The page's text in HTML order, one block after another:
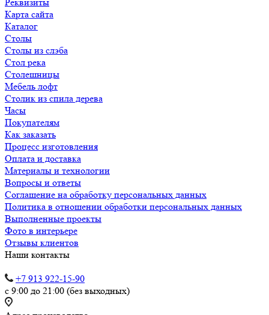
Карта сайта
Каталог
Столы
Столы из слэба
Стол река
Столешницы
Мебель лофт
Столик из спила дерева
Часы
Покупателям
Как заказать
Процесс изготовления
Оплата и доставка
Материалы и технологии
Вопросы и ответы
Соглашение на обработку персональных данных
Политика в отношении обработки персональных данных
Выполненные проекты
Фото в интерьере
Отзывы клиентов
Наши контакты
+7 913 922-15-90
с 9:00 до 21:00 (без выходных)